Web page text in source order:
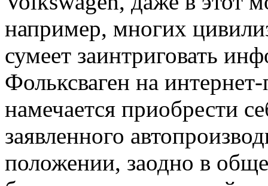
например, многих
сумеет заинтриговать
Фольксваген на
намечается приобрести
заявленного
положении, заодно в